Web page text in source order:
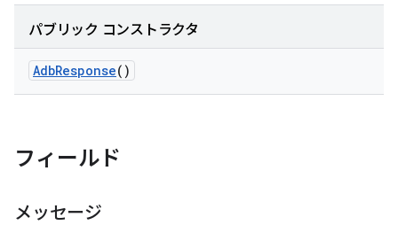
パブリック コンストラクタ
AdbResponse()
フィールド
メッセージ